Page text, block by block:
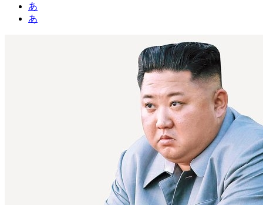
あ
あ